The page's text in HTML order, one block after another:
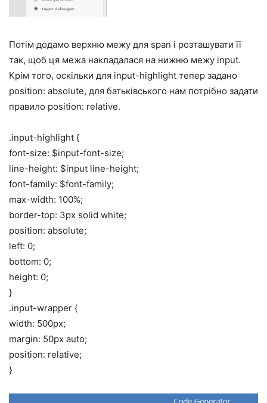
Потім додамо верхню межу для span і розташувати її
так, щоб ця межа накладалася на нижню межу input.
Крім того, оскільки для input-highlight тепер задано
position: absolute, для батьківського нам потрібно задати
правило position: relative.
.input-highlight {
font-size: $input-font-size;
line-height: $input line-height;
font-family: $font-family;
max-width: 100%;
border-top: 3px solid white;
position: absolute;
left: 0;
bottom: 0;
height: 0;
}
.input-wrapper {
width: 500px;
margin: 50px auto;
position: relative;
}